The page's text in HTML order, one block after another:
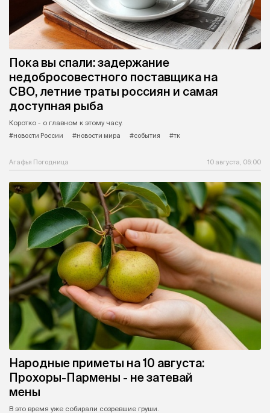
Пока вы спали: задержание
недобросовестного поставщика на
СВО, летние траты россиян и самая
доступная рыба
Коротко - о главном к этому часу.
#новости России
#новости мира #события #тк
Агафья Погодница 10 августа, 06:00
Народные приметы на 10 августа:
Прохоры-Пармены - не затевай
мены
В это время уже собирали созревшие груши.